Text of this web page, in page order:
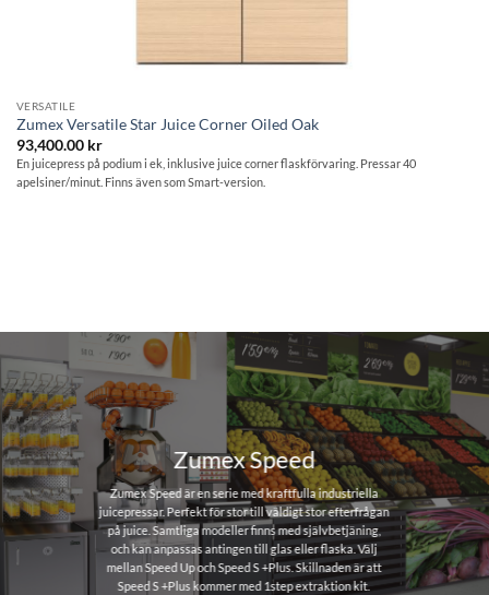
VERSATILE
Zumex Versatile Star Juice Corner Oiled Oak
93,400.00 kr
En juicepress på podium i ek, inklusive juice corner flaskförvaring. Pressar 40
apelsiner/minut. Finns även som Smart-version.
Zumex Speed
Zumex Speed är en serie med kraftfulla industriella
juicepressar. Perfekt för stor till väldigt stor efterfrågan
på juice. Samtliga modeller finns med självbetjäning,
och kan anpassas antingen till glas eller flaska. Välj
mellan Speed Up och Speed S +Plus. Skillnaden är att
Speed S +Plus kommer med 1step extraktion kit.